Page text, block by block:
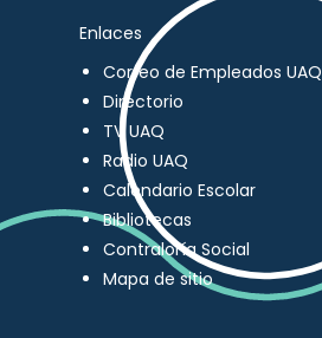
Enlaces
Correo de Empleados UAQ
Directorio
TV UAQ
Radio UAQ
Calendario Escolar
Bibliotecas
Contraloría Social
Mapa de sitio